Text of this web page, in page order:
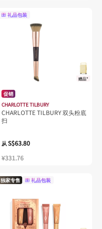
礼品包装
赠品*
促销
CHARLOTTE TILBURY
CHARLOTTE TILBURY 双头粉底
扫
从S$63.80
¥331.76
独家专售 礼品包装